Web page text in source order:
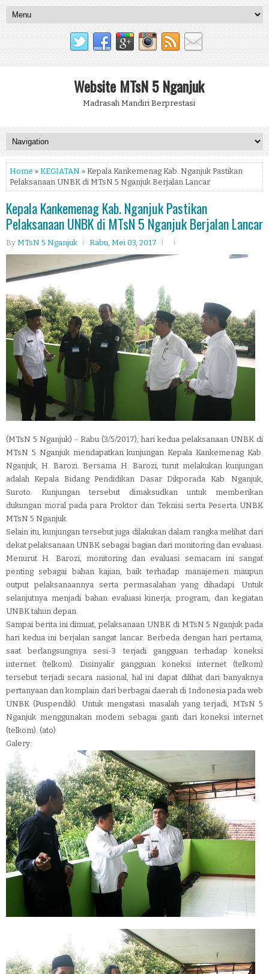
Website MTsN 5 Nganjuk
Madrasah Mandiri Berprestasi
Home » KEGIATAN » Kepala Kankemenag Kab. Nganjuk Pastikan
Pelaksanaan UNBK di MTsN 5 Nganjuk Berjalan Lancar
Kepala Kankemenag Kab. Nganjuk Pastikan
Pelaksanaan UNBK di MTsN 5 Nganjuk Berjalan Lancar
By MTsN 5 Nganjuk Rabu, Mei 03, 2017
(MTsN 5 Nganjuk) - Rabu (3/5/2017), hari kedua pelaksanaan UNBK di
MTsN 5 Nganjuk mendapatkan kunjungan Kepala Kankemenag Kab.
Nganjuk, H. Barozi. Bersama H. Barozi, turut melakukan kunjungan
adalah Kepala Bidang Pendidikan Dasar Dikporada Kab. Nganjuk,
Suroto. Kunjungan tersebut dimaksudkan untuk memberikan
dukungan moral pada para Proktor dan Teknisi serta Peserta UNBK
MTsN 5 Nganjuk.
Selain itu, kunjungan tersebut juga dilakukan dalam rangka melihat dari
dekat pelaksanaan UNBK sebagai bagian dari monitoring dan evaluasi.
Menurut H. Barozi, monitoring dan evaluasi semacam ini sangat
penting sebagai bahan kajian, baik terhadap manajemen maupun
output pelaksanaannya serta permasalahan yang dihadapi. Untuk
selanjutnya menjadi bahan evaluasi kinerja, program, dan kegiatan
UNBK tahun depan.
Sampai berita ini dimuat, pelaksanaan UNBK di MTsN 5 Nganjuk pada
hari kedua ini berjalan sangat lancar. Berbeda dengan hari pertama,
saat berlangsungnya sesi-3 terjadi gangguan terhadap koneksi
internet (telkom). Disinyalir gangguan koneksi internet (telkom)
tersebut terjadi secara nasional, hal ini dapat dilihat dari banyaknya
pertanyaan dan komplain dari berbagai daerah di Indonesia pada web
UNBK (Puspendik). Untuk mengatasi masalah yang terjadi, MTsN 5
Nganjuk menggunakan modem sebagai ganti dari koneksi internet
(telkom). (ato)
Galery: